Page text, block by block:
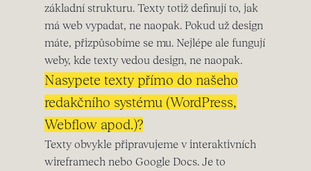
základní strukturu. Texty totiž definují to, jak
má web vypadat, ne naopak. Pokud už design
máte, přizpůsobíme se mu. Nejlépe ale fungují
weby, kde texty vedou design, ne naopak.
Nasypete texty přímo do našeho
redakčního systému (WordPress,
Webflow apod.)?
Texty obvykle připravujeme v interaktivních
wireframech nebo Google Docs. Je to